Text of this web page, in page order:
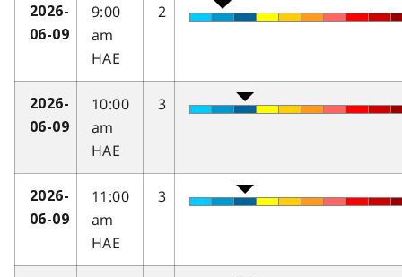
2026-
06-09
9:00
am
HAE
2
2026-
06-09
10:00
am
HAE
3
2026-
06-09
11:00
am
HAE
3